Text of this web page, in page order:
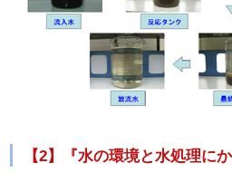
【2】『水の環境と水処理に